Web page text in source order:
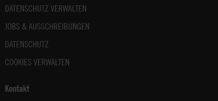
DATENSCHUTZ VERWALTEN
JOBS & AUSSCHREIBUNGEN
DATENSCHUTZ
COOKIES VERWALTEN
Kontakt